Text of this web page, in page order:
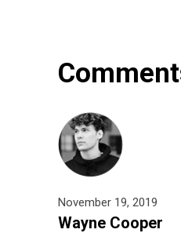
November 19, 2019
Wayne Cooper